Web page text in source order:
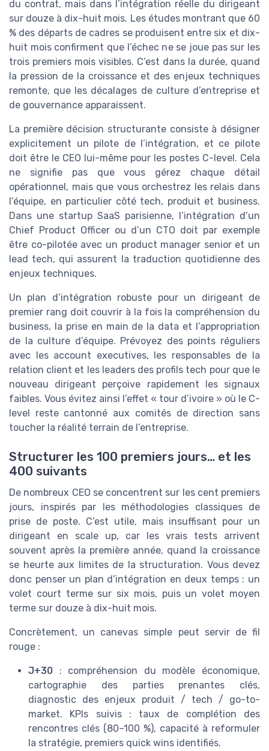
du contrat, mais dans l’intégration réelle du dirigeant
sur douze à dix-huit mois. Les études montrant que 60
% des départs de cadres se produisent entre six et dix-
huit mois confirment que l’échec ne se joue pas sur les
trois premiers mois visibles. C’est dans la durée, quand
la pression de la croissance et des enjeux techniques
remonte, que les décalages de culture d’entreprise et
de gouvernance apparaissent.
La première décision structurante consiste à désigner
explicitement un pilote de l’intégration, et ce pilote
doit être le CEO lui-même pour les postes C-level. Cela
ne signifie pas que vous gérez chaque détail
opérationnel, mais que vous orchestrez les relais dans
l’équipe, en particulier côté tech, produit et business.
Dans une startup SaaS parisienne, l’intégration d’un
Chief Product Officer ou d’un CTO doit par exemple
être co-pilotée avec un product manager senior et un
lead tech, qui assurent la traduction quotidienne des
enjeux techniques.
Un plan d’intégration robuste pour un dirigeant de
premier rang doit couvrir à la fois la compréhension du
business, la prise en main de la data et l’appropriation
de la culture d’équipe. Prévoyez des points réguliers
avec les account executives, les responsables de la
relation client et les leaders des profils tech pour que le
nouveau dirigeant perçoive rapidement les signaux
faibles. Vous évitez ainsi l’effet « tour d’ivoire » où le C-
level reste cantonné aux comités de direction sans
toucher la réalité terrain de l’entreprise.
Structurer les 100 premiers jours… et les
400 suivants
De nombreux CEO se concentrent sur les cent premiers
jours, inspirés par les méthodologies classiques de
prise de poste. C’est utile, mais insuffisant pour un
dirigeant en scale up, car les vrais tests arrivent
souvent après la première année, quand la croissance
se heurte aux limites de la structuration. Vous devez
donc penser un plan d’intégration en deux temps : un
volet court terme sur six mois, puis un volet moyen
terme sur douze à dix-huit mois.
Concrètement, un canevas simple peut servir de fil
rouge :
J+30 : compréhension du modèle économique,
cartographie des parties prenantes clés,
diagnostic des enjeux produit / tech / go-to-
market. KPIs suivis : taux de complétion des
rencontres clés (80–100 %), capacité à reformuler
la stratégie, premiers quick wins identifiés.